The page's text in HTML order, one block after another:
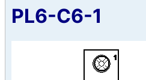
PL6-C6-1